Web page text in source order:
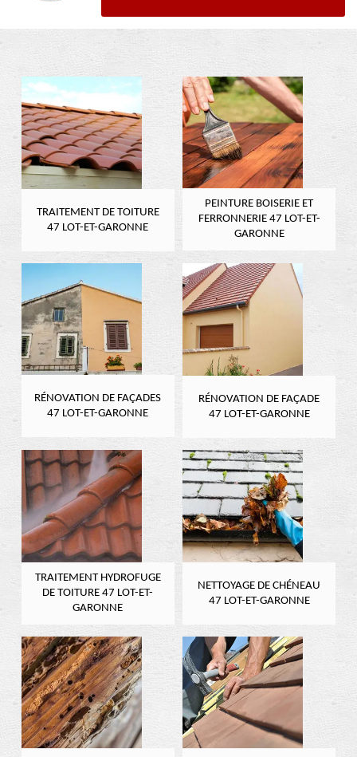
TRAITEMENT DE TOITURE
47 LOT-ET-GARONNE
PEINTURE BOISERIE ET
FERRONNERIE 47 LOT-ET-
GARONNE
RÉNOVATION DE FAÇADES
47 LOT-ET-GARONNE
RÉNOVATION DE FAÇADE
47 LOT-ET-GARONNE
TRAITEMENT HYDROFUGE
DE TOITURE 47 LOT-ET-
GARONNE
NETTOYAGE DE CHÉNEAU
47 LOT-ET-GARONNE